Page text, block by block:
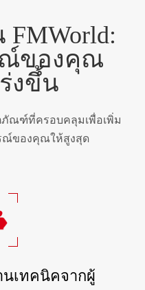
ณ์ของคุณ
งขึ้น
ภัณฑ์ที่ครอบคลุมเพื่อเพิ่ม
ณ์ของคุณให้สูงสุด
เทคนิคจากผู้